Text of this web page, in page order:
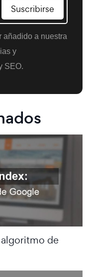
Suscribirse
añadido a nuestra
y
SEO.
de